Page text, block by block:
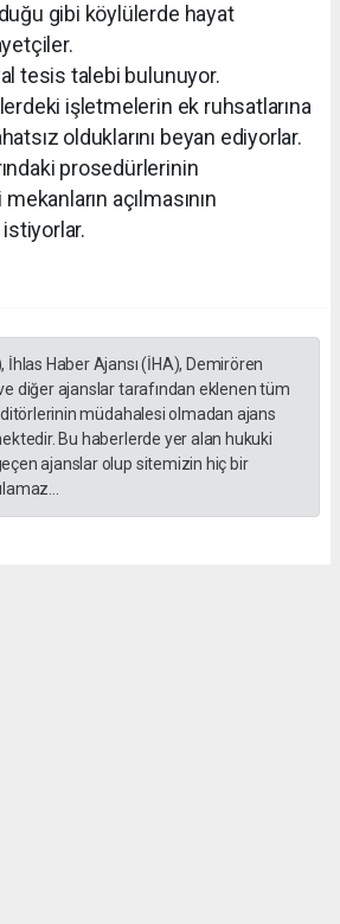
gibi köylülerde hayat
tesis talebi bulunuyor.
işletmelerin ek ruhsatlarına
olduklarını beyan ediyorlar.
prosedürlerinin
açılmasının
istiyorlar.
İhlas Haber Ajansı (İHA), Demirören
diğer ajanslar tarafından eklenen tüm
müdahalesi olmadan ajans
Bu haberlerde yer alan hukuki
ajanslar olup sitemizin hiç bir